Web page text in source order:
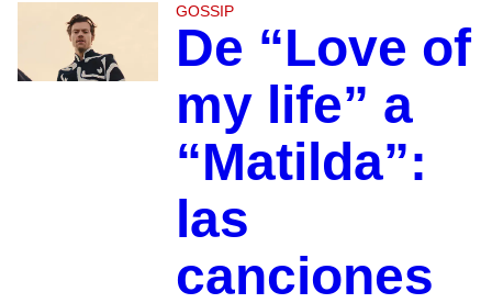
GOSSIP
De “Love of
my life” a
“Matilda”:
las
canciones